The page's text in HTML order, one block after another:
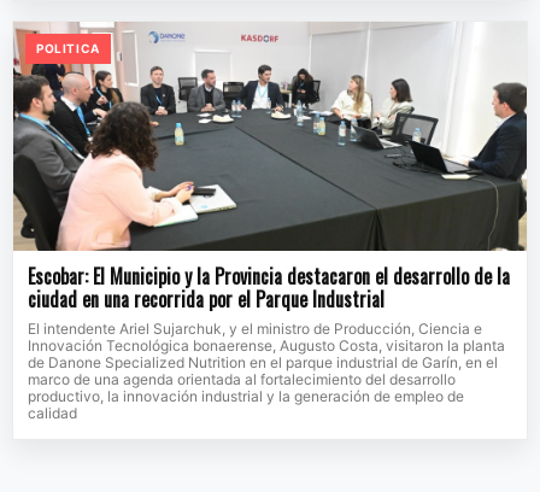
POLITICA
Escobar: El Municipio y la Provincia destacaron el desarrollo de la
ciudad en una recorrida por el Parque Industrial
El intendente Ariel Sujarchuk, y el ministro de Producción, Ciencia e
Innovación Tecnológica bonaerense, Augusto Costa, visitaron la planta
de Danone Specialized Nutrition en el parque industrial de Garín, en el
marco de una agenda orientada al fortalecimiento del desarrollo
productivo, la innovación industrial y la generación de empleo de
calidad